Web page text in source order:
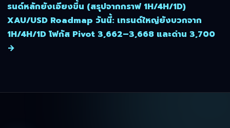
รนด์หลักยังเอียงขึ้น (สรุปจากกราฟ 1H/4H/1D)
XAU/USD Roadmap วันนี้: เทรนด์ใหญ่ยังบวกจาก
1H/4H/1D โฟกัส Pivot 3,662–3,668 และด่าน 3,700
→